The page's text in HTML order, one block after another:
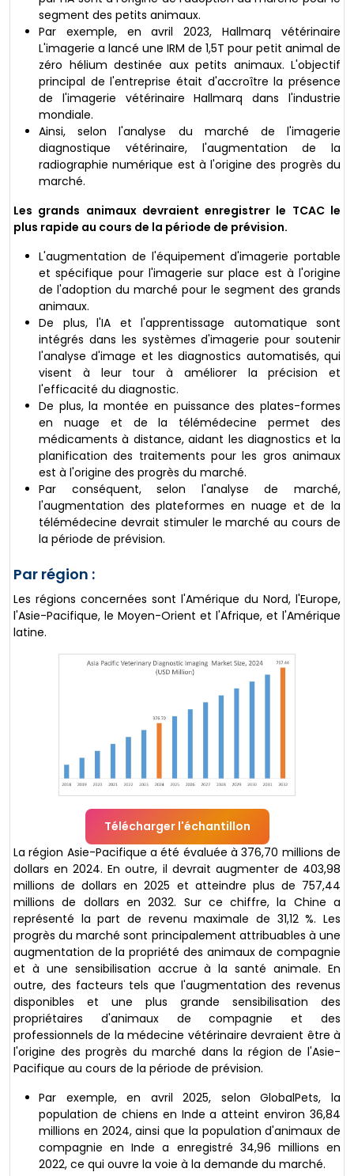
segment des petits animaux.
Par exemple, en avril 2023, Hallmarq vétérinaire
L'imagerie a lancé une IRM de 1,5T pour petit animal de
zéro hélium destinée aux petits animaux. L'objectif
principal de l'entreprise était d'accroître la présence
de l'imagerie vétérinaire Hallmarq dans l'industrie
mondiale.
Ainsi, selon l'analyse du marché de l'imagerie
diagnostique vétérinaire, l'augmentation de la
radiographie numérique est à l'origine des progrès du
marché.
Les grands animaux devraient enregistrer le TCAC le
plus rapide au cours de la période de prévision.
L'augmentation de l'équipement d'imagerie portable
et spécifique pour l'imagerie sur place est à l'origine
de l'adoption du marché pour le segment des grands
animaux.
De plus, l'IA et l'apprentissage automatique sont
intégrés dans les systèmes d'imagerie pour soutenir
l'analyse d'image et les diagnostics automatisés, qui
visent à leur tour à améliorer la précision et
l'efficacité du diagnostic.
De plus, la montée en puissance des plates-formes
en nuage et de la télémédecine permet des
médicaments à distance, aidant les diagnostics et la
planification des traitements pour les gros animaux
est à l'origine des progrès du marché.
Par conséquent, selon l'analyse de marché,
l'augmentation des plateformes en nuage et de la
télémédecine devrait stimuler le marché au cours de
la période de prévision.
Par région :
Les régions concernées sont l'Amérique du Nord, l'Europe,
l'Asie-Pacifique, le Moyen-Orient et l'Afrique, et l'Amérique
latine.
Télécharger l'échantillon
La région Asie-Pacifique a été évaluée à 376,70 millions de
dollars en 2024. En outre, il devrait augmenter de 403,98
millions de dollars en 2025 et atteindre plus de 757,44
millions de dollars en 2032. Sur ce chiffre, la Chine a
représenté la part de revenu maximale de 31,12 %. Les
progrès du marché sont principalement attribuables à une
augmentation de la propriété des animaux de compagnie
et à une sensibilisation accrue à la santé animale. En
outre, des facteurs tels que l'augmentation des revenus
disponibles et une plus grande sensibilisation des
propriétaires d'animaux de compagnie et des
professionnels de la médecine vétérinaire devraient être à
l'origine des progrès du marché dans la région de l'Asie-
Pacifique au cours de la période de prévision.
Par exemple, en avril 2025, selon GlobalPets, la
population de chiens en Inde a atteint environ 36,84
millions en 2024, ainsi que la population d'animaux de
compagnie en Inde a enregistré 34,96 millions en
2022, ce qui ouvre la voie à la demande du marché.